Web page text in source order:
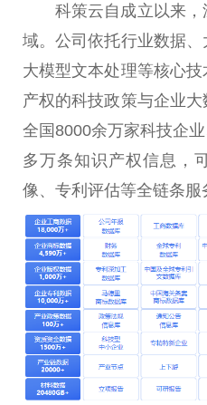
科策云自成立以来
域。公司依托行业数据
大模型文本处理等核心
产权的科技政策与企业
全国8000余万家科技企
多万条知识产权信息，
像、专利评估等全链条服